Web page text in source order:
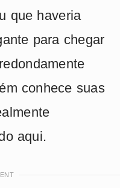
que haveria
para chegar
conhece suas
aqui.